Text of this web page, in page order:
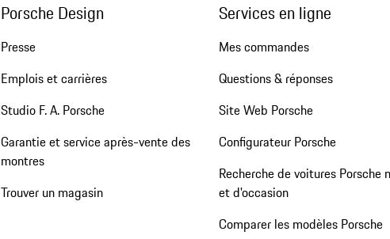
Porsche Design
Presse
Emplois et carrières
Studio F. A. Porsche
Garantie et service après-vente des
montres
Trouver un magasin
Services en ligne
Mes commandes
Questions & réponses
Site Web Porsche
Configurateur Porsche
Recherche de voitures Porsche
et d'occasion
Comparer les modèles Porsche